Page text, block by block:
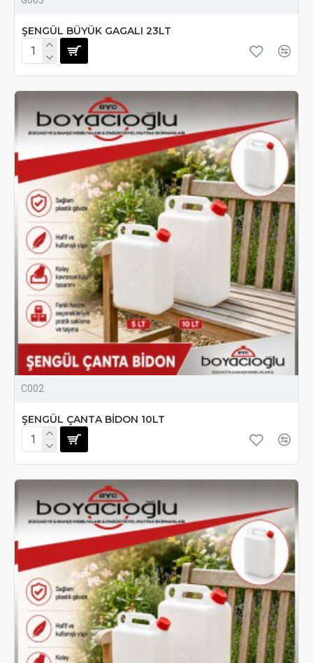
ŞENGÜL BÜYÜK GAGALI 23LT
C002
ŞENGÜL ÇANTA BİDON 10LT